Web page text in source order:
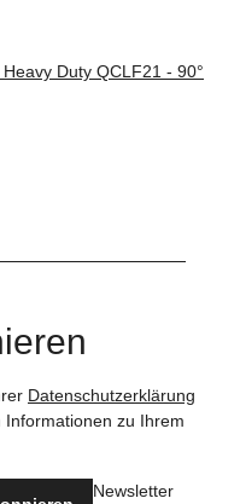
Duty QCLF21 - 90°
Datenschutzerklärung
zu Ihrem
Newsletter